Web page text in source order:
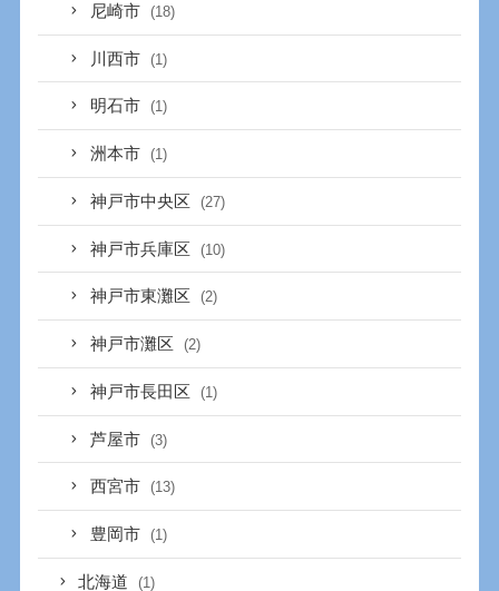
尼崎市 (18)
川西市 (1)
明石市 (1)
洲本市 (1)
神戸市中央区 (27)
神戸市兵庫区 (10)
神戸市東灘区 (2)
神戸市灘区 (2)
神戸市長田区 (1)
芦屋市 (3)
西宮市 (13)
豊岡市 (1)
北海道 (1)